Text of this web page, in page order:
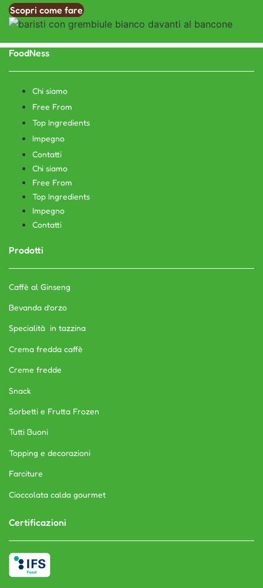
Scopri come fare
FoodNess
Chi siamo
Free From
Top Ingredients
Impegno
Contatti
Chi siamo
Free From
Top Ingredients
Impegno
Contatti
Prodotti
Caffè al Ginseng
Bevanda d’orzo
Specialità in tazzina
Crema fredda caffè
Creme fredde
Snack
Sorbetti e Frutta Frozen
Tutti Buoni
Topping e decorazioni
Farciture
Cioccolata calda gourmet
Certificazioni